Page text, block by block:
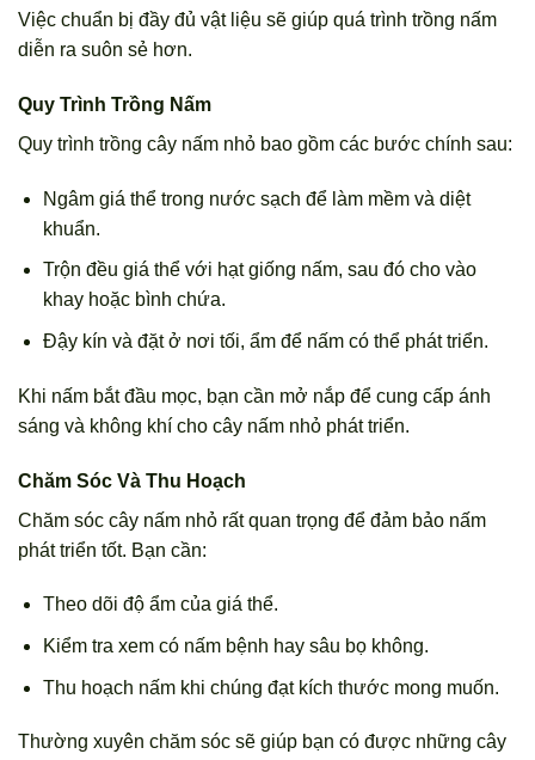
Việc chuẩn bị đầy đủ vật liệu sẽ giúp quá trình trồng nấm
diễn ra suôn sẻ hơn.
Quy Trình Trồng Nấm
Quy trình trồng cây nấm nhỏ bao gồm các bước chính sau:
Ngâm giá thể trong nước sạch để làm mềm và diệt
khuẩn.
Trộn đều giá thể với hạt giống nấm, sau đó cho vào
khay hoặc bình chứa.
Đậy kín và đặt ở nơi tối, ẩm để nấm có thể phát triển.
Khi nấm bắt đầu mọc, bạn cần mở nắp để cung cấp ánh
sáng và không khí cho cây nấm nhỏ phát triển.
Chăm Sóc Và Thu Hoạch
Chăm sóc cây nấm nhỏ rất quan trọng để đảm bảo nấm
phát triển tốt. Bạn cần:
Theo dõi độ ẩm của giá thể.
Kiểm tra xem có nấm bệnh hay sâu bọ không.
Thu hoạch nấm khi chúng đạt kích thước mong muốn.
Thường xuyên chăm sóc sẽ giúp bạn có được những cây